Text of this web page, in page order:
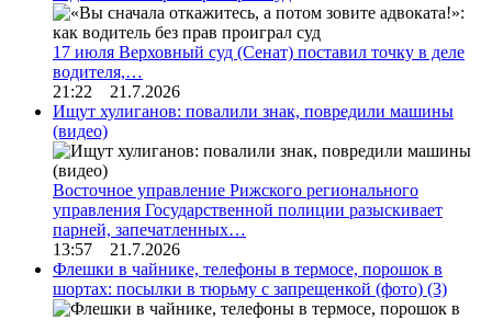
17 июля Верховный суд (Сенат) поставил точку в деле
водителя,…
21:22 21.7.2026
Ищут хулиганов: повалили знак, повредили машины
(видео)
Восточное управление Рижского регионального
управления Государственной полиции разыскивает
парней, запечатленных…
13:57 21.7.2026
Флешки в чайнике, телефоны в термосе, порошок в
шортах: посылки в тюрьму с запрещенкой (фото) (3)